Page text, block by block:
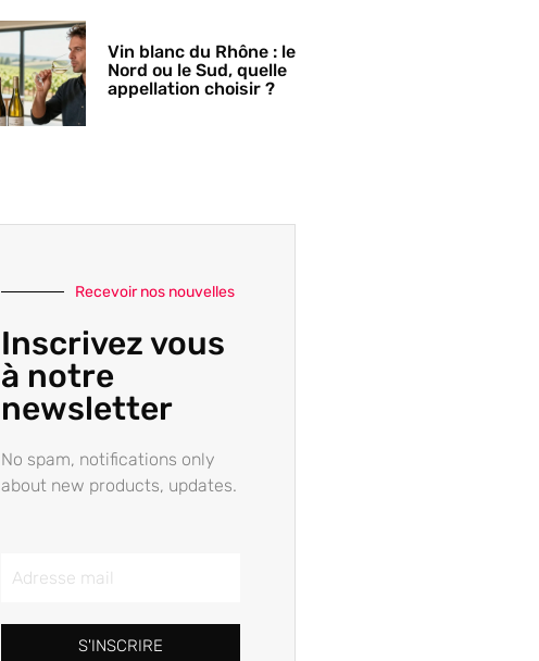
Vin blanc du Rhône : le
Nord ou le Sud, quelle
appellation choisir ?
Recevoir nos nouvelles
Inscrivez vous
à notre
newsletter
No spam, notifications only
about new products, updates.
S'INSCRIRE